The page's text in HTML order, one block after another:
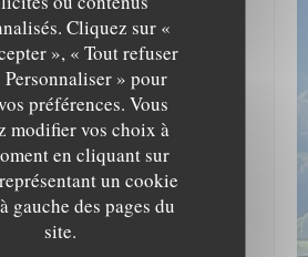
Cliquez sur «
», « Tout refuser
Personnaliser » pour
préférences. Vous
modifier vos choix à
en cliquant sur
un cookie
gauche des pages du
site.
Espèces, Visa, Chèques, Carte
Bleue
Horaires
12h00 - 13h45